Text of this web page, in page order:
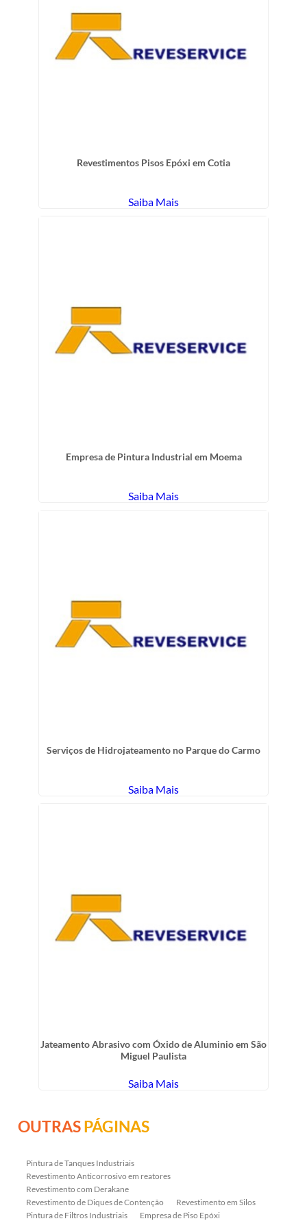
Revestimentos Pisos Epóxi em Cotia
Saiba Mais
Empresa de Pintura Industrial em Moema
Saiba Mais
Serviços de Hidrojateamento no Parque do Carmo
Saiba Mais
Jateamento Abrasivo com Óxido de Aluminio em São
Miguel Paulista
Saiba Mais
OUTRASPÁGINAS
Pintura de Tanques Industriais
Revestimento Anticorrosivo em reatores
Revestimento com Derakane
Revestimento de Diques de Contenção
Revestimento em Silos
Pintura de Filtros Industriais
Empresa de Piso Epóxi